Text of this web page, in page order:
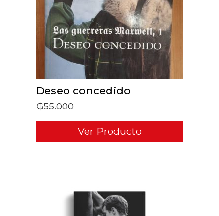
ADD TO CART
Deseo concedido
₲55.000
Ver Producto